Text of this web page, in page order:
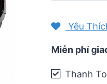
Quick
720
fenix
Yêu
Miễn phí
Thanh